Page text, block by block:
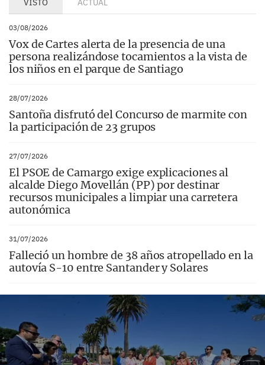
03/08/2026
Vox de Cartes alerta de la presencia de una
persona realizándose tocamientos a la vista de
los niños en el parque de Santiago
28/07/2026
Santoña disfrutó del Concurso de marmite con
la participación de 23 grupos
27/07/2026
El PSOE de Camargo exige explicaciones al
alcalde Diego Movellán (PP) por destinar
recursos municipales a limpiar una carretera
autonómica
31/07/2026
Falleció un hombre de 38 años atropellado en la
autovía S-10 entre Santander y Solares